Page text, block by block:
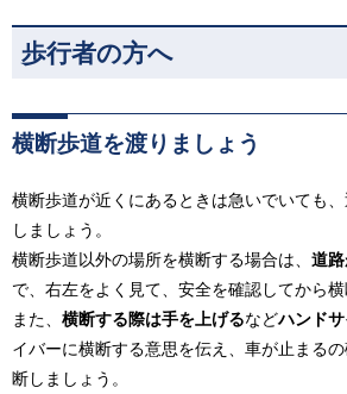
歩行者の方へ
横断歩道を渡りましょう
横断歩道が近くにあるときは急いでいても
しましょう。
横断歩道以外の場所を横断する場合は、 道
で、右左をよく見て、安全を確認してから横
また、 横断する際は手を上げるなどハンド
イバーに横断する意思を伝え、車が止まる
断しましょう。